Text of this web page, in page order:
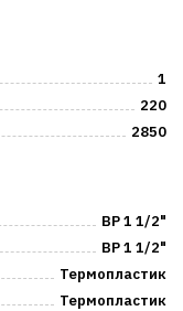
1
220
2850
ВР 1 1/2"
ВР 1 1/2"
Термопластик
Термопластик